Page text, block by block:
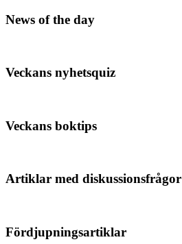
News of the day
Veckans nyhetsquiz
Veckans boktips
Artiklar med diskussionsfrågor
Fördjupningsartiklar